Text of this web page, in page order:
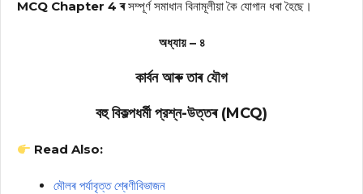
MCQ Chapter 4 ৰসম্পূৰ্ণ সমাধান বিনামূলীয়া কৈ যোগান ধৰা হৈছে।
অধ্যায় – ৪
কাৰ্বন আৰু তাৰ যৌগ
বহু বিকল্পধর্মী প্রশ্ন-উত্তৰ (MCQ)
Read Also:
মৌলৰ পৰ্যাবৃত্ত শ্ৰেণীবিভাজন